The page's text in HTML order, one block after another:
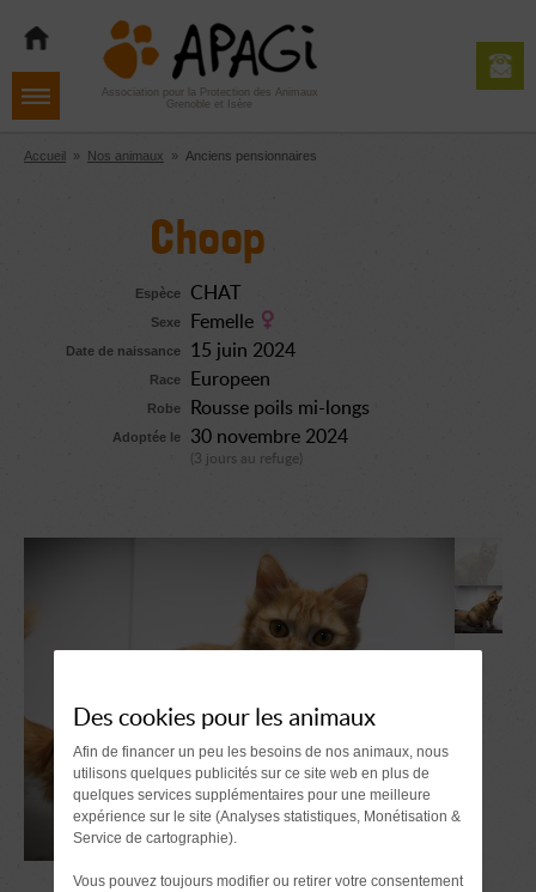
navigation
contenu
Aller
pied
de
Association pour la Protection des Animaux
Grenoble et Isère
Accueil » Nos animaux » Anciens pensionnaires
Choop
Espèce CHAT
Sexe Femelle
Date de naissance 15 juin 2024
Race Europeen
Robe Rousse poils mi-longs
Adoptée le 30 novembre 2024
(3 jours au refuge)
Des cookies pour les animaux
Afin de financer un peu les besoins de nos animaux, nous
utilisons quelques publicités sur ce site web en plus de
quelques services supplémentaires pour une meilleure
expérience sur le site (Analyses statistiques, Monétisation &
Service de cartographie).
Vous pouvez toujours modifier ou retirer votre consentement